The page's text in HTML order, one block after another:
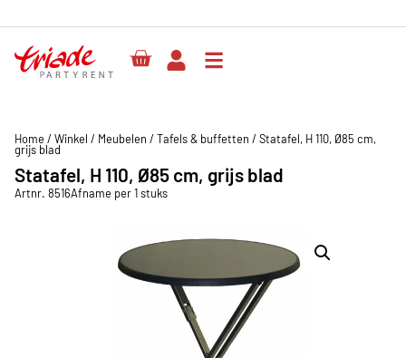
Home / Winkel / Meubelen / Tafels & buffetten / Statafel, H 110, Ø85 cm,
grijs blad
Statafel, H 110, Ø85 cm, grijs blad
Artnr. 8516Afname per 1 stuks